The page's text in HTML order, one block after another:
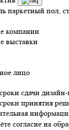
паркетный пол,
компании
выставки
лицо
сдачи дизайн-
принятия
согласие на